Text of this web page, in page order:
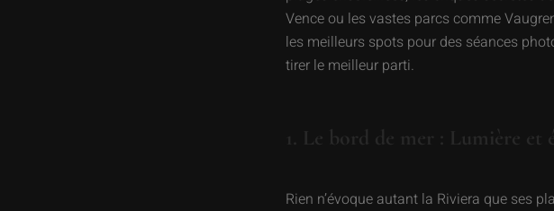
Vence ou les vastes parcs comme
les meilleurs spots pour des séances
tirer le meilleur parti.
1. Le bord de mer : Lumière et
Rien n’évoque autant la Riviera que ses